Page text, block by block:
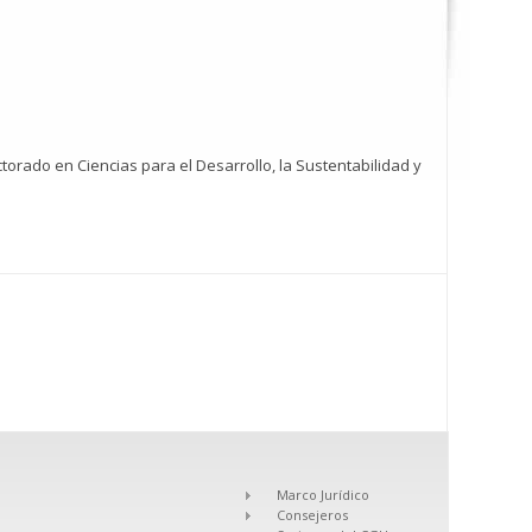
en Ciencias para el Desarrollo, la Sustentabilidad y
Marco Jurídico
Consejeros